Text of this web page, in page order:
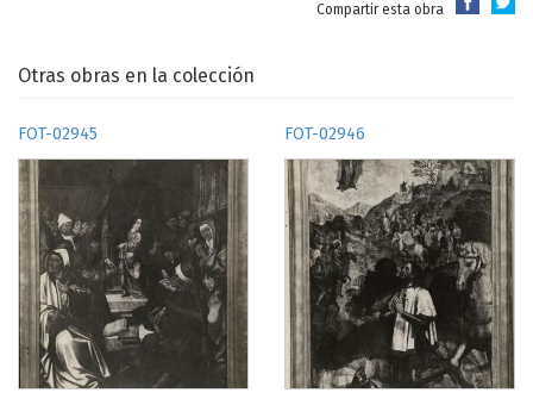
Compartir esta obra
Otras obras en la colección
FOT-02945 FOT-02946